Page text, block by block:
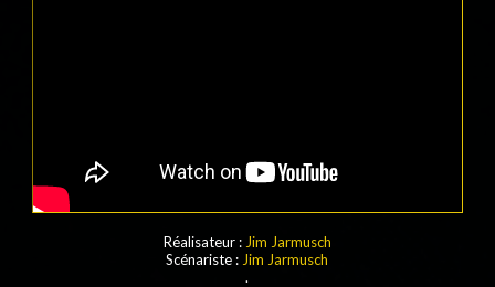
Réalisateur : Jim Jarmusch
Scénariste : Jim Jarmusch
.